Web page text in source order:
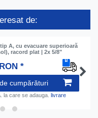
de:
A, cu evacuare superioară
racord plat | 2x 5/8"
*
cumpărături
la care se adauga. livrare